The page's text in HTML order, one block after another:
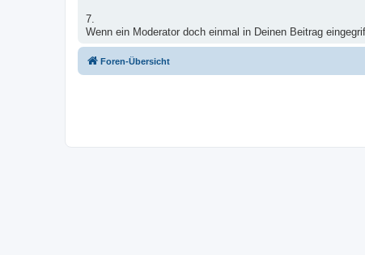
7.
Wenn ein Moderator doch einmal in Deinen Beitrag
Foren-Übersicht